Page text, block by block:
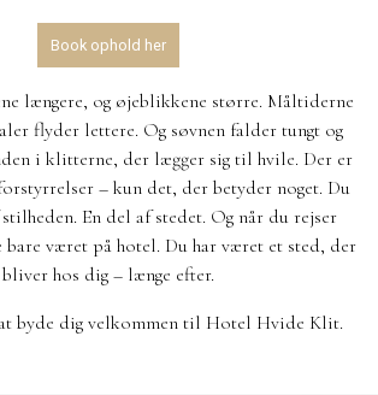
Book ophold her
længere, og øjeblikkene større. Måltiderne
flyder lettere. Og søvnen falder tungt og
i klitterne, der lægger sig til hvile. Der er
– kun det, der betyder noget. Du
En del af stedet. Og når du rejser
bare været på hotel. Du har været et sted, der
bliver hos dig – længe efter.
byde dig velkommen til Hotel Hvide Klit.